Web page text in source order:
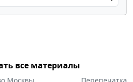
все материалы